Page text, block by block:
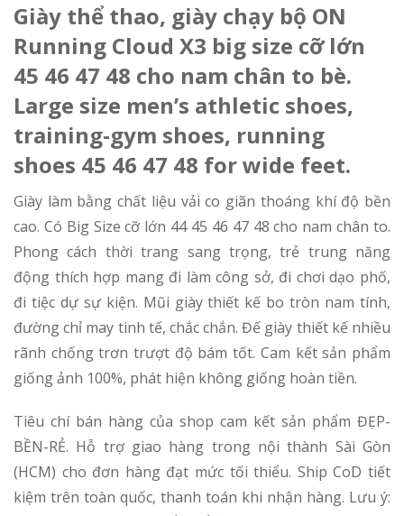
Giày thể thao, giày chạy bộ ON
Running Cloud X3 big size cỡ lớn
45 46 47 48 cho nam chân to bè.
Large size men’s athletic shoes,
training-gym shoes, running
shoes 45 46 47 48 for wide feet.
Giày làm bằng chất liệu vải co giãn thoáng khí độ bền
cao. Có Big Size cỡ lớn 44 45 46 47 48 cho nam chân to.
Phong cách thời trang sang trọng, trẻ trung năng
động thích hợp mang đi làm công sở, đi chơi dạo phố,
đi tiệc dự sự kiện. Mũi giày thiết kế bo tròn nam tính,
đường chỉ may tinh tế, chắc chắn. Đế giày thiết kế nhiều
rãnh chống trơn trượt độ bám tốt. Cam kết sản phẩm
giống ảnh 100%, phát hiện không giống hoàn tiền.
Tiêu chí bán hàng của shop cam kết sản phẩm ĐẸP-
BỀN-RẺ. Hỗ trợ giao hàng trong nội thành Sài Gòn
(HCM) cho đơn hàng đạt mức tối thiểu. Ship CoD tiết
kiệm trên toàn quốc, thanh toán khi nhận hàng. Lưu ý: